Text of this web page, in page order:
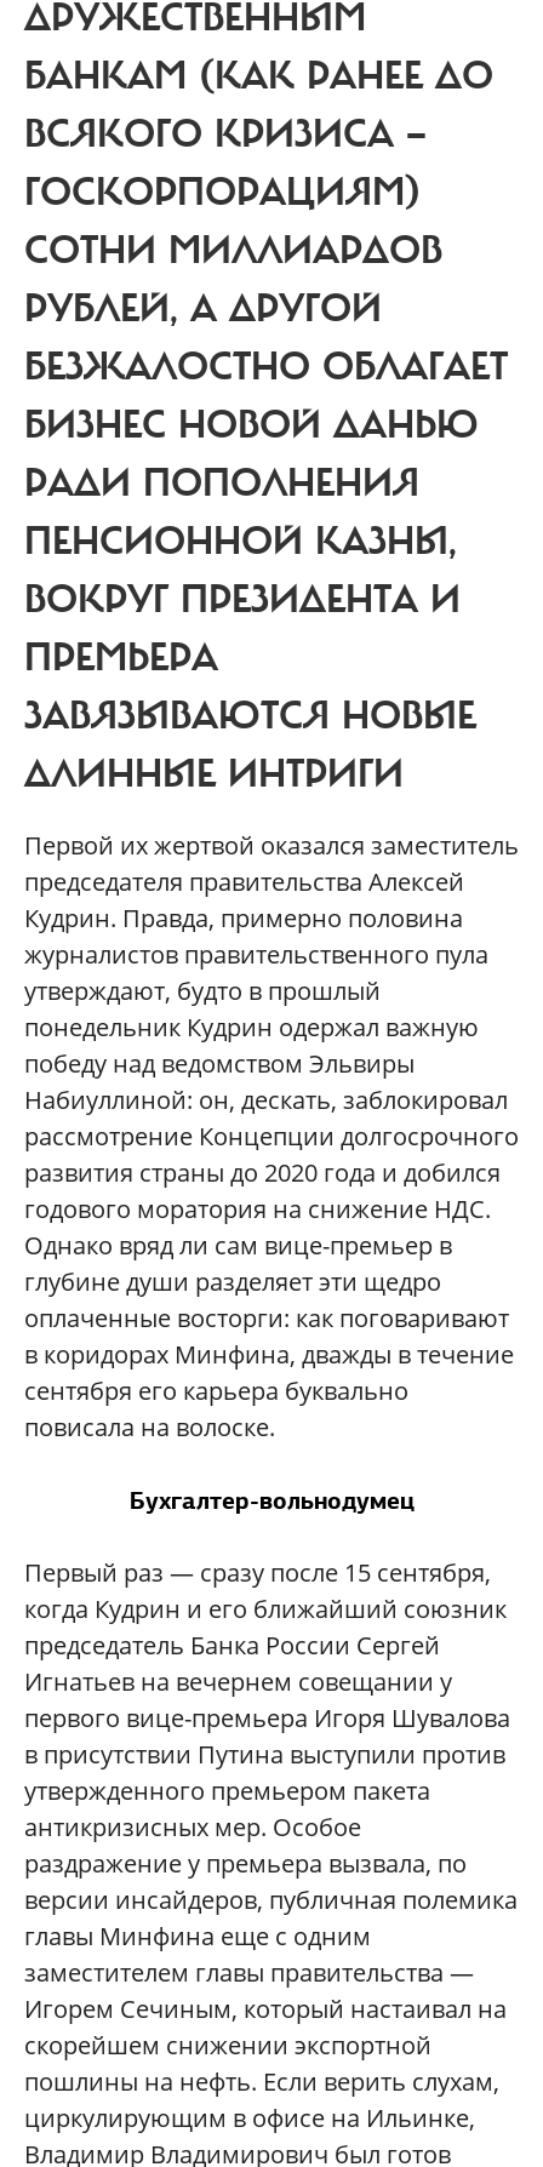
ДРУЖЕСТВЕННЫМ
БАНКАМ (КАК РАНЕЕ ДО
ВСЯКОГО КРИЗИСА —
ГОСКОРПОРАЦИЯМ)
СОТНИ МИЛЛИАРДОВ
РУБЛЕЙ, А ДРУГОЙ
БЕЗЖАЛОСТНО ОБЛАГАЕТ
БИЗНЕС НОВОЙ ДАНЬЮ
РАДИ ПОПОЛНЕНИЯ
ПЕНСИОННОЙ КАЗНЫ,
ВОКРУГ ПРЕЗИДЕНТА И
ПРЕМЬЕРА
ЗАВЯЗЫВАЮТСЯ НОВЫЕ
ДЛИННЫЕ ИНТРИГИ
Первой их жертвой оказался заместитель
председателя правительства Алексей
Кудрин. Правда, примерно половина
журналистов правительственного пула
утверждают, будто в прошлый
понедельник Кудрин одержал важную
победу над ведомством Эльвиры
Набиуллиной: он, дескать, заблокировал
рассмотрение Концепции долгосрочного
развития страны до 2020 года и добился
годового моратория на снижение НДС.
Однако вряд ли сам вице-премьер в
глубине души разделяет эти щедро
оплаченные восторги: как поговаривают
в коридорах Минфина, дважды в течение
сентября его карьера буквально
повисала на волоске.
Бухгалтер-вольнодумец
Первый раз — сразу после 15 сентября,
когда Кудрин и его ближайший союзник
председатель Банка России Сергей
Игнатьев на вечернем совещании у
первого вице-премьера Игоря Шувалова
в присутствии Путина выступили против
утвержденного премьером пакета
антикризисных мер. Особое
раздражение у премьера вызвала, по
версии инсайдеров, публичная полемика
главы Минфина еще с одним
заместителем главы правительства —
Игорем Сечиным, который настаивал на
скорейшем снижении экспортной
пошлины на нефть. Если верить слухам,
циркулирующим в офисе на Ильинке,
Владимир Владимирович был готов